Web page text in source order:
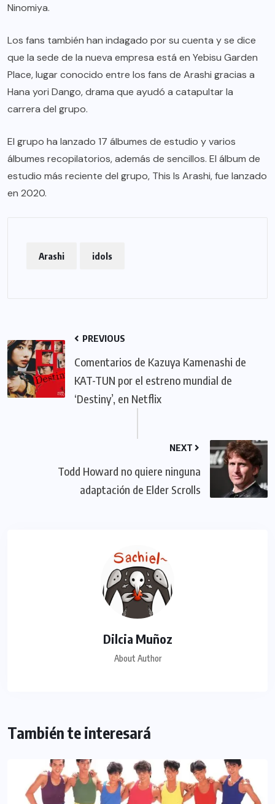
Ninomiya.
Los fans también han indagado por su cuenta y se dice
que la sede de la nueva empresa está en Yebisu Garden
Place, lugar conocido entre los fans de Arashi gracias a
Hana yori Dango, drama que ayudó a catapultar la
carrera del grupo.
El grupo ha lanzado 17 álbumes de estudio y varios
álbumes recopilatorios, además de sencillos. El álbum de
estudio más reciente del grupo, This Is Arashi, fue lanzado
en 2020.
Arashi idols
PREVIOUS
Comentarios de Kazuya Kamenashi de
KAT-TUN por el estreno mundial de
‘Destiny’, en Netflix
NEXT
Todd Howard no quiere ninguna
adaptación de Elder Scrolls
Dilcia Muñoz
About Author
También te interesará